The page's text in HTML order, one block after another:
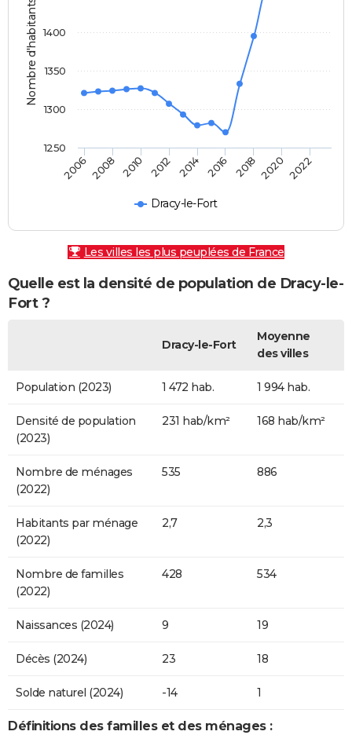
Nombre d'habitants
Dracy-le-Fort
20062008 2010 2012 2014 2016 2018 2020 2022
1250
1300
1350
1400
Les villes les plus peuplées de France
Quelle est la densité de population de Dracy-le-
Fort ?
Dracy-le-Fort
Moyenne
des villes
Population (2023) 1 472 hab. 1 994 hab.
Densité de population
(2023)
231 hab/km² 168 hab/km²
Nombre de ménages
(2022)
535 886
Habitants par ménage
(2022)
2,7 2,3
Nombre de familles
(2022)
428 534
Naissances (2024) 9 19
Décès (2024) 23 18
Solde naturel (2024) -14 1
Définitions des familles et des ménages :